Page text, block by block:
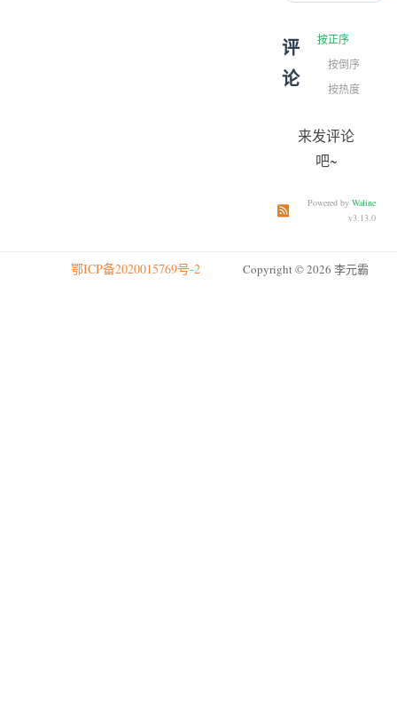
评
论
按正序
按倒序
按热度
来发评论
吧~
订阅本文评论 订阅本站
Powered by Waline
v3.13.0
鄂ICP备2020015769号-2 Copyright © 2026 李元霸